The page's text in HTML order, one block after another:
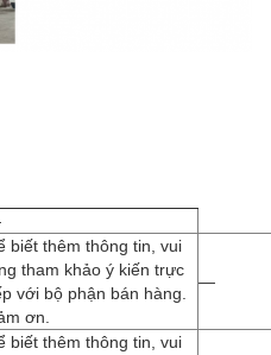
biết thêm thông tin, vui
tham khảo ý kiến trực
với bộ phận bán hàng.
ơn.
—
biết thêm thông tin, vui